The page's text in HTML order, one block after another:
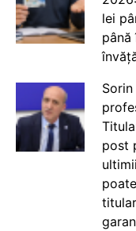
lei
până
post